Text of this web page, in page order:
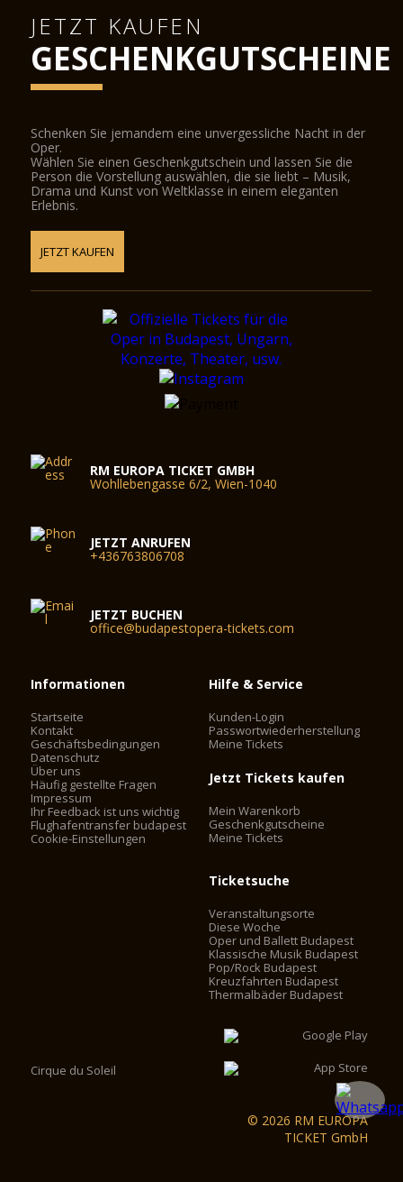
JETZT KAUFEN
GESCHENKGUTSCHEINE
Schenken Sie jemandem eine unvergessliche Nacht in der
Oper.
Wählen Sie einen Geschenkgutschein und lassen Sie die
Person die Vorstellung auswählen, die sie liebt – Musik,
Drama und Kunst von Weltklasse in einem eleganten
Erlebnis.
JETZT KAUFEN
RM EUROPA TICKET GMBH
Wohllebengasse 6/2, Wien-1040
JETZT ANRUFEN
+436763806708
JETZT BUCHEN
office@budapestopera-tickets.com
Informationen
Startseite
Kontakt
Geschäftsbedingungen
Datenschutz
Über uns
Häufig gestellte Fragen
Impressum
Ihr Feedback ist uns wichtig
Flughafentransfer budapest
Cookie-Einstellungen
Hilfe & Service
Kunden-Login
Passwortwiederherstellung
Meine Tickets
Jetzt Tickets kaufen
Mein Warenkorb
Geschenkgutscheine
Meine Tickets
Ticketsuche
Veranstaltungsorte
Diese Woche
Oper und Ballett Budapest
Klassische Musik Budapest
Pop/Rock Budapest
Kreuzfahrten Budapest
Thermalbäder Budapest
Cirque du Soleil
© 2026 RM EUROPA
TICKET GmbH